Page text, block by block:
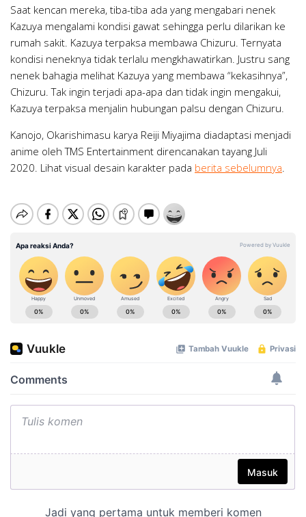
Saat kencan mereka, tiba-tiba ada yang mengabari nenek
Kazuya mengalami kondisi gawat sehingga perlu dilarikan ke
rumah sakit. Kazuya terpaksa membawa Chizuru. Ternyata
kondisi neneknya tidak terlalu mengkhawatirkan. Justru sang
nenek bahagia melihat Kazuya yang membawa “kekasihnya”,
Chizuru. Tak ingin terjadi apa-apa dan tidak ingin mengakui,
Kazuya terpaksa menjalin hubungan palsu dengan Chizuru.
Kanojo, Okarishimasu karya Reiji Miyajima diadaptasi menjadi
anime oleh TMS Entertainment direncanakan tayang Juli
2020. Lihat visual desain karakter pada berita sebelumnya